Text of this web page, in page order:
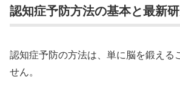
認知症予防方法の基本と最新
認知症予防の方法は、単に脳を鍛える
せん。